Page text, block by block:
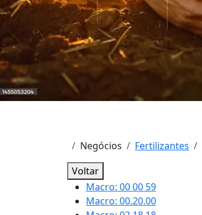
Negócios Fertilizantes
Voltar
Macro: 00 00 59
Macro: 00.20.00